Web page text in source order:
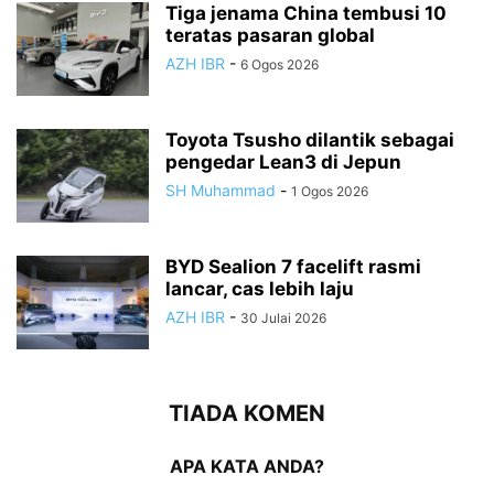
Tiga jenama China tembusi 10
teratas pasaran global
AZH IBR - 6 Ogos 2026
Toyota Tsusho dilantik sebagai
pengedar Lean3 di Jepun
SH Muhammad - 1 Ogos 2026
BYD Sealion 7 facelift rasmi
lancar, cas lebih laju
AZH IBR - 30 Julai 2026
TIADA KOMEN
APA KATA ANDA?